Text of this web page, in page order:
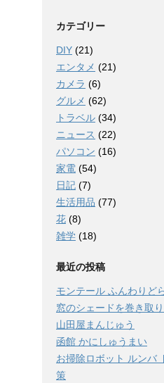
カテゴリー
DIY (21)
エンタメ (21)
カメラ (6)
グルメ (62)
トラベル (34)
ニュース (22)
パソコン (16)
家電 (54)
日記 (7)
生活用品 (77)
花 (8)
雑学 (18)
最近の投稿
モンテール ふんわりど
窓のシェードを巻き取
山田屋まんじゅう
函館 かにしゅうまい
お掃除ロボット ルンバ
策